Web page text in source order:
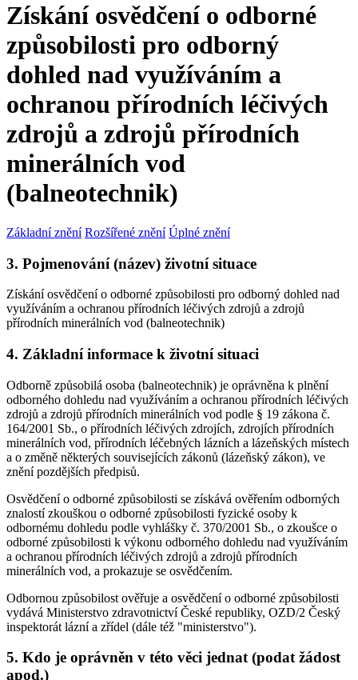
Získání osvědčení o odborné
způsobilosti pro odborný
dohled nad využíváním a
ochranou přírodních léčivých
zdrojů a zdrojů přírodních
minerálních vod
(balneotechnik)
Základní znění Rozšířené znění Úplné znění
3. Pojmenování (název) životní situace
Získání osvědčení o odborné způsobilosti pro odborný dohled nad
využíváním a ochranou přírodních léčivých zdrojů a zdrojů
přírodních minerálních vod (balneotechnik)
4. Základní informace k životní situaci
Odborně způsobilá osoba (balneotechnik) je oprávněna k plnění
odborného dohledu nad využíváním a ochranou přírodních léčivých
zdrojů a zdrojů přírodních minerálních vod podle § 19 zákona č.
164/2001 Sb., o přírodních léčivých zdrojích, zdrojích přírodních
minerálních vod, přírodních léčebných lázních a lázeňských místech
a o změně některých souvisejících zákonů (lázeňský zákon), ve
znění pozdějších předpisů.
Osvědčení o odborné způsobilosti se získává ověřením odborných
znalostí zkouškou o odborné způsobilosti fyzické osoby k
odbornému dohledu podle vyhlášky č. 370/2001 Sb., o zkoušce o
odborné způsobilosti k výkonu odborného dohledu nad využíváním
a ochranou přírodních léčivých zdrojů a zdrojů přírodních
minerálních vod, a prokazuje se osvědčením.
Odbornou způsobilost ověřuje a osvědčení o odborné způsobilosti
vydává Ministerstvo zdravotnictví České republiky, OZD/2 Český
inspektorát lázní a zřídel (dále též "ministerstvo").
5. Kdo je oprávněn v této věci jednat (podat žádost
apod.)